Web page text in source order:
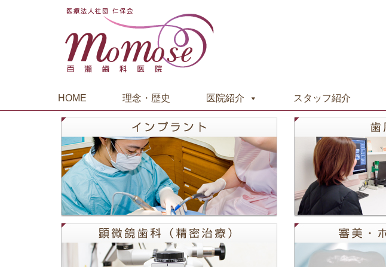
HOME 理念・歴史 医院紹介 スタッフ紹介